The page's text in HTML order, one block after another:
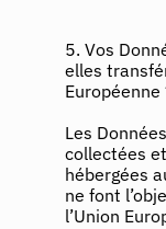
5. Vos
elles
Européenne
Les
collectées
hébergées
ne font
l’Union